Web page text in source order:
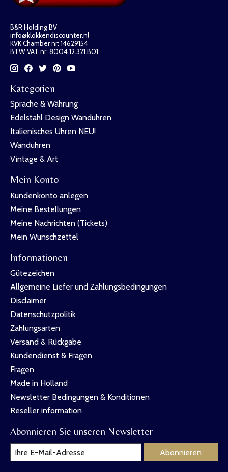
B&R Holding BV
info@klokkendiscounter.nl
KVK Chamber nr: 14629154
BTW VAT nr: 8004.12.321.B01
Kategorien
Sprache & Währung
Edelstahl Design Wanduhren
Italienisches Uhren NEU!
Wanduhren
Vintage & Art
Mein Konto
Kundenkonto anlegen
Meine Bestellungen
Meine Nachrichten (Tickets)
Mein Wunschzettel
Informationen
Gütezeichen
Allgemeine Liefer und Zahlungsbedingungen
Disclaimer
Datenschutzpolitik
Zahlungsarten
Versand & Rückgabe
Kundendienst & Fragen
Fragen
Made in Holland
Newsletter Bedingungen & Konditionen
Reseller information
Abonnieren Sie unseren Newsletter
Abonnieren